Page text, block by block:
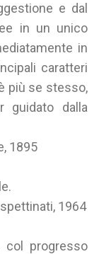
e dal
in un unico
in
caratteri
più se stesso,
guidato dalla
1895
1964
col progresso